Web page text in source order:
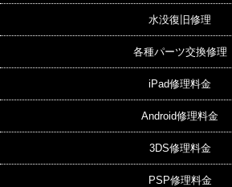
水没復旧修理
各種パーツ交換修理
iPad修理料金
Android修理料金
3DS修理料金
PSP修理料金